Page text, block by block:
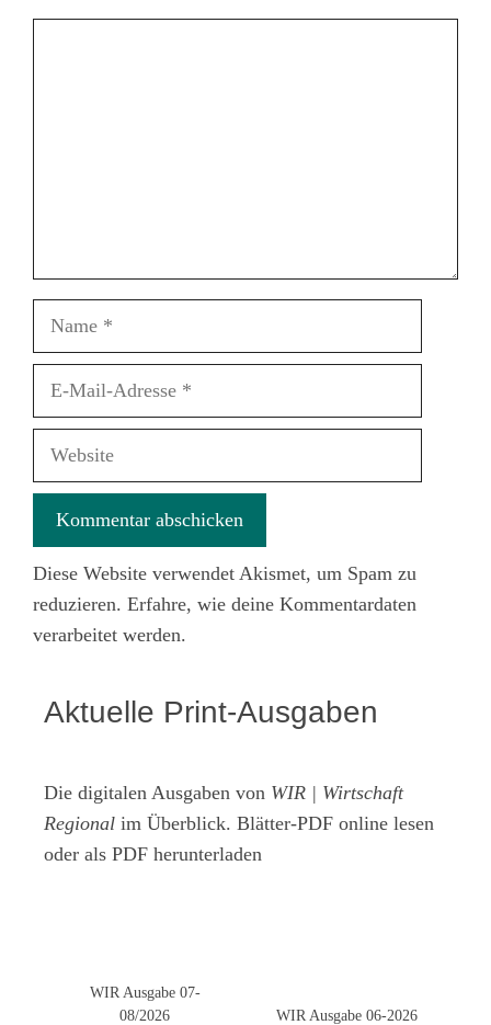
Diese Website verwendet Akismet, um Spam zu
reduzieren. Erfahre, wie deine Kommentardaten
verarbeitet werden.
Aktuelle Print-Ausgaben
Die digitalen Ausgaben von WIR | Wirtschaft
Regional im Überblick. Blätter-PDF online lesen
oder als PDF herunterladen
WIR Ausgabe 07-
08/2026
WIR Ausgabe 06-2026